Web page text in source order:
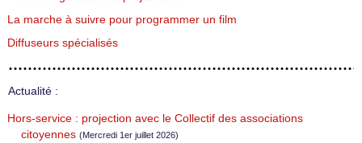
La marche à suivre pour programmer un film
Diffuseurs spécialisés
Actualité :
Hors-service : projection avec le Collectif des associations
citoyennes (Mercredi 1er juillet 2026)